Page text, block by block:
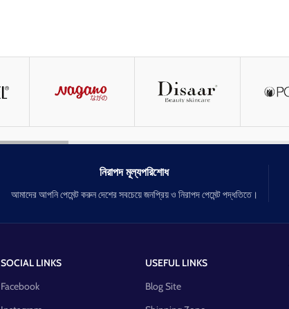
নিরাপদ মূল্যপরিশোধ
আমাদের আপনি পেমেন্ট করুন দেশের সবচেয়ে জনপ্রিয় ও নিরাপদ পেমেন্ট পদ্ধতিতে।
SOCIAL LINKS
Facebook
USEFUL LINKS
Blog Site